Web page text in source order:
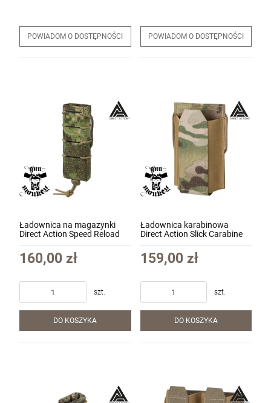
POWIADOM O DOSTĘPNOŚCI POWIADOM O DOSTĘPNOŚCI
Ładownica na magazynki
Direct Action Speed Reload
Pouch SMG - Cordura kol.
PenCott GreenZone (PO-
SMSR-CD5-PGZ)
160,00 zł
szt.
DO KOSZYKA
Ładownica karabinowa
Direct Action Slick Carabine
Mag Pouch kol. MultiCam
(PO-RFSL-CD5-MCM)
159,00 zł
szt.
DO KOSZYKA